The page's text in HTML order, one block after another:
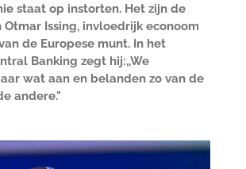
staat op instorten. Het zijn de
Issing, invloedrijk econoom
de Europese munt. In het
Banking zegt hij:,,We
wat aan en belanden zo van de
andere."